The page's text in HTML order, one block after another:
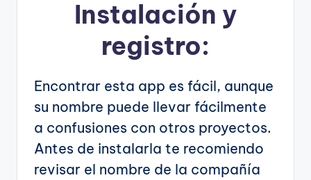
Instalación y
registro:
Encontrar esta app es fácil, aunque
su nombre puede llevar fácilmente
a confusiones con otros proyectos.
Antes de instalarla te recomiendo
revisar el nombre de la compañía